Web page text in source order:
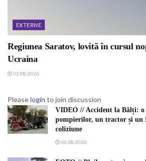
EXTERNE
Regiunea Saratov, lovită în cursul
Ucraina
02.08.2026
Pleaselogin to join discussion
VIDEO // Accident la Bălți: o
pompierilor, un tractor și un
coliziune
06.08.2026